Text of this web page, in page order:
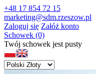
+48 17 854 72 15
marketing@sdm.rzeszow.pl
Zaloguj się Załóż konto
Schowek (0)
Twój schowek jest pusty